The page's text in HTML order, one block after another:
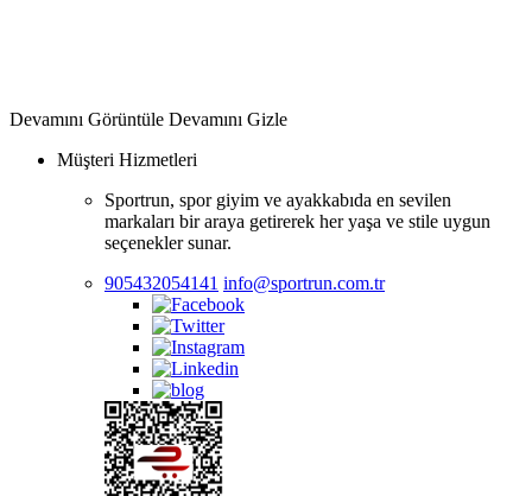
Devamını Görüntüle Devamını Gizle
Müşteri Hizmetleri
Sportrun, spor giyim ve ayakkabıda en sevilen
markaları bir araya getirerek her yaşa ve stile uygun
seçenekler sunar.
905432054141 info@sportrun.com.tr